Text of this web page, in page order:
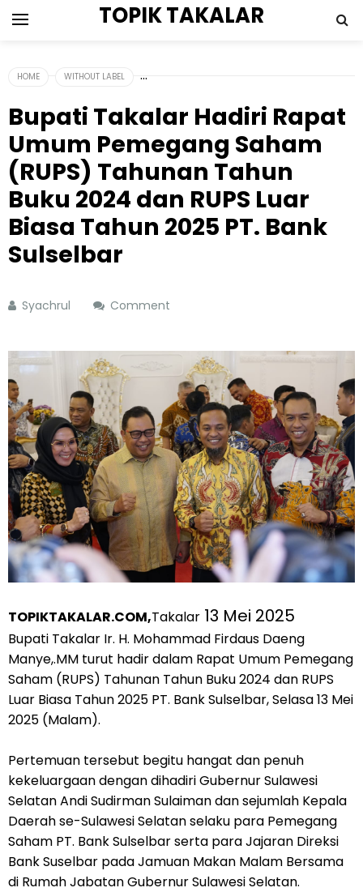
TOPIK TAKALAR
HOME WITHOUT LABEL
Bupati Takalar Hadiri Rapat
Umum Pemegang Saham
(RUPS) Tahunan Tahun
Buku 2024 dan RUPS Luar
Biasa Tahun 2025 PT. Bank
Sulselbar
Syachrul Comment
TOPIKTAKALAR.COM,Takalar 13 Mei 2025
Bupati Takalar Ir. H. Mohammad Firdaus Daeng
Manye,.MM turut hadir dalam Rapat Umum Pemegang
Saham (RUPS) Tahunan Tahun Buku 2024 dan RUPS
Luar Biasa Tahun 2025 PT. Bank Sulselbar, Selasa 13 Mei
2025 (Malam).
Pertemuan tersebut begitu hangat dan penuh
kekeluargaan dengan dihadiri Gubernur Sulawesi
Selatan Andi Sudirman Sulaiman dan sejumlah Kepala
Daerah se-Sulawesi Selatan selaku para Pemegang
Saham PT. Bank Sulselbar serta para Jajaran Direksi
Bank Suselbar pada Jamuan Makan Malam Bersama
di Rumah Jabatan Gubernur Sulawesi Selatan.